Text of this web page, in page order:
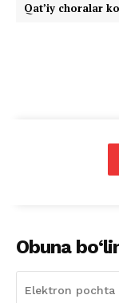
Qat’iy choralar
Obuna